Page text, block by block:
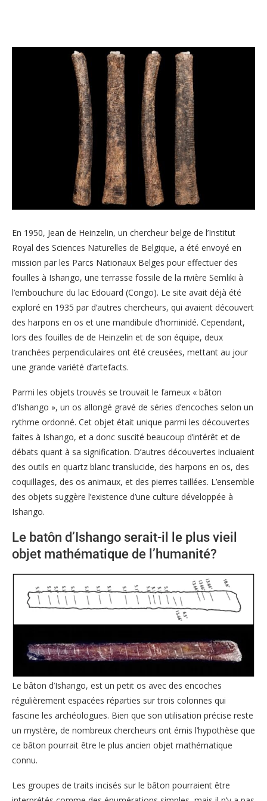
En 1950, Jean de Heinzelin, un chercheur belge de l’Institut
Royal des Sciences Naturelles de Belgique, a été envoyé en
mission par les Parcs Nationaux Belges pour effectuer des
fouilles à Ishango, une terrasse fossile de la rivière Semliki à
l’embouchure du lac Edouard (Congo). Le site avait déjà été
exploré en 1935 par d’autres chercheurs, qui avaient découvert
des harpons en os et une mandibule d’hominidé. Cependant,
lors des fouilles de de Heinzelin et de son équipe, deux
tranchées perpendiculaires ont été creusées, mettant au jour
une grande variété d’artefacts.
Parmi les objets trouvés se trouvait le fameux « bâton
d’Ishango », un os allongé gravé de séries d’encoches selon un
rythme ordonné. Cet objet était unique parmi les découvertes
faites à Ishango, et a donc suscité beaucoup d’intérêt et de
débats quant à sa signification. D’autres découvertes incluaient
des outils en quartz blanc translucide, des harpons en os, des
coquillages, des os animaux, et des pierres taillées. L’ensemble
des objets suggère l’existence d’une culture développée à
Ishango.
Le batôn d’Ishango serait-il le plus vieil
objet mathématique de l’humanité?
Le bâton d’Ishango, est un petit os avec des encoches
régulièrement espacées réparties sur trois colonnes qui
fascine les archéologues. Bien que son utilisation précise reste
un mystère, de nombreux chercheurs ont émis l’hypothèse que
ce bâton pourrait être le plus ancien objet mathématique
connu.
Les groupes de traits incisés sur le bâton pourraient être